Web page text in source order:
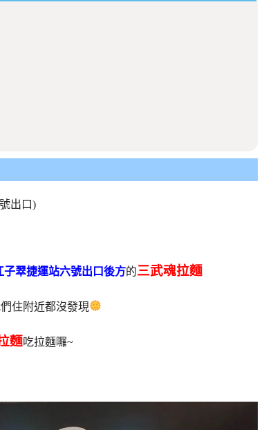
出口)
子翠捷運站六號出口後方的三武魂拉麵
住附近都沒發現
麵吃拉麵囉~